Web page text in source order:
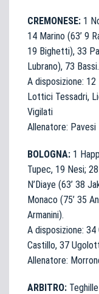
CREMONESE: 1
14 Marino (63’ 9
19 Bighetti), 33
Lubrano), 73 Bassi.
A disposizione: 12
Lottici Tessadri,
Vigilati
Allenatore: Pavesi
BOLOGNA: 1
Tupec, 19 Nesi;
N’Diaye (63’ 38
Monaco (75’ 35
Armanini).
A disposizione: 34
Castillo, 37
Allenatore:
ARBITRO: